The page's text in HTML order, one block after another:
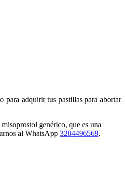
para adquirir tus pastillas para abortar
genérico, que es una
al WhatsApp 3204496569.